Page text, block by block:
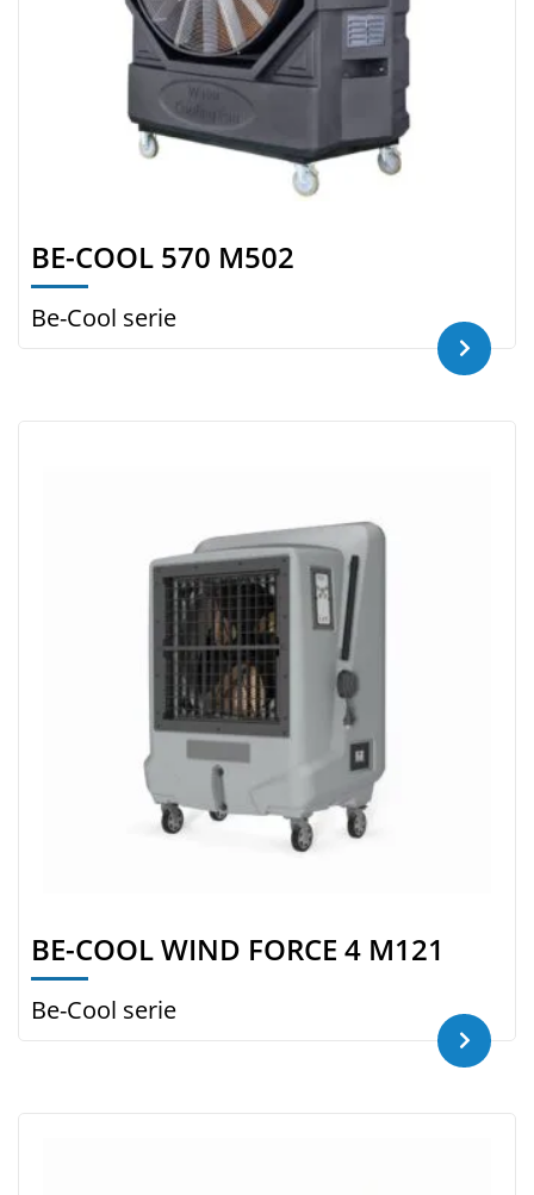
BE-COOL 570 M502
Be-Cool serie
BE-COOL WIND FORCE 4 M121
Be-Cool serie